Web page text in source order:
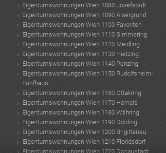
Eigentumswohnungen Wien 1080 Josefstadt
Eigentumswohnungen Wien 1090 Alsergrund
Eigentumswohnungen Wien 1100 Favoriten
Eigentumswohnungen Wien 1110 Simmering
Eigentumswohnungen Wien 1120 Meidling
Eigentumswohnungen Wien 1130 Hietzing
Eigentumswohnungen Wien 1140 Penzing
Eigentumswohnungen Wien 1150 Rudolfsheim-
Fünfhaus
Eigentumswohnungen Wien 1160 Ottakring
Eigentumswohnungen Wien 1170 Hernals
Eigentumswohnungen Wien 1180 Währing
Eigentumswohnungen Wien 1190 Döbling
Eigentumswohnungen Wien 1200 Brigittenau
Eigentumswohnungen Wien 1210 Floridsdorf
Eigentumswohnungen Wien 1220 Donaustadt